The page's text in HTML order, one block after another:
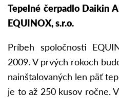
Tepelné čerpadlo Daikin
EQUINOX, s.r.o.
Príbeh spoločnosti
2009. V prvých rokoch
nainštalovaných len päť
je to až 250 kusov ročne.